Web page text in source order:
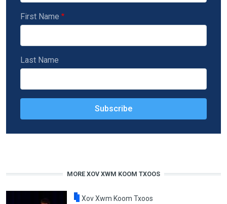
First Name
Last Name
MORE XOV XWM KOOM TXOOS
Xov Xwm Koom Txoos